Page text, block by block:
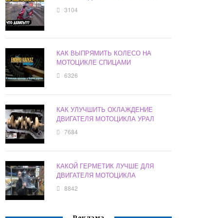
3104
КАК ВЫПРЯМИТЬ КОЛЕСО НА
МОТОЦИКЛЕ СПИЦАМИ
6326
КАК УЛУЧШИТЬ ОХЛАЖДЕНИЕ
ДВИГАТЕЛЯ МОТОЦИКЛА УРАЛ
7684
КАКОЙ ГЕРМЕТИК ЛУЧШЕ ДЛЯ
ДВИГАТЕЛЯ МОТОЦИКЛА
8842